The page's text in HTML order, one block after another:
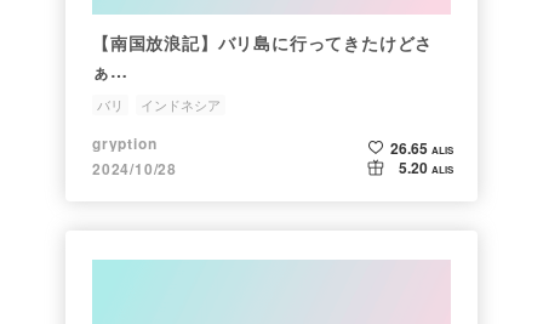
【南国放浪記】バリ島に行ってきたけどさ
ぁ…
バリ インドネシア
gryption
2024/10/28
26.65 ALIS
5.20 ALIS